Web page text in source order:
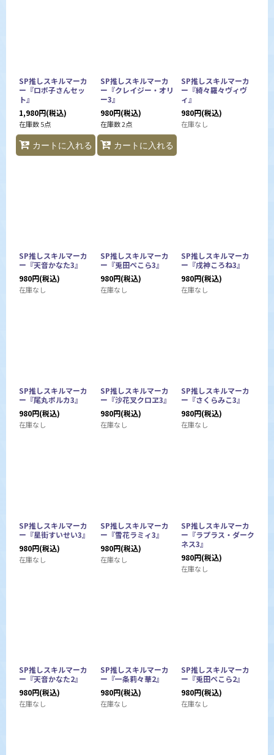
SP推しスキルマーカ
ー『ロボ子さんセッ
ト』
1,980円(税込)
在庫数 5点
カートに入れる
SP推しスキルマーカ
ー『クレイジー・オリ
ー3』
980円(税込)
在庫数 2点
カートに入れる
SP推しスキルマーカ
ー『綺々羅々ヴィヴ
ィ』
980円(税込)
在庫なし
SP推しスキルマーカ
ー『天音かなた3』
980円(税込)
在庫なし
SP推しスキルマーカ
ー『兎田ぺこら3』
980円(税込)
在庫なし
SP推しスキルマーカ
ー『戌神ころね3』
980円(税込)
在庫なし
SP推しスキルマーカ
ー『尾丸ポルカ3』
980円(税込)
在庫なし
SP推しスキルマーカ
ー『沙花叉クロヱ3』
980円(税込)
在庫なし
SP推しスキルマーカ
ー『さくらみこ3』
980円(税込)
在庫なし
SP推しスキルマーカ
ー『星街すいせい3』
980円(税込)
在庫なし
SP推しスキルマーカ
ー『雪花ラミィ3』
980円(税込)
在庫なし
SP推しスキルマーカ
ー『ラプラス・ダーク
ネス3』
980円(税込)
在庫なし
SP推しスキルマーカ
ー『天音かなた2』
980円(税込)
在庫なし
SP推しスキルマーカ
ー『一条莉々華2』
980円(税込)
在庫なし
SP推しスキルマーカ
ー『兎田ぺこら2』
980円(税込)
在庫なし